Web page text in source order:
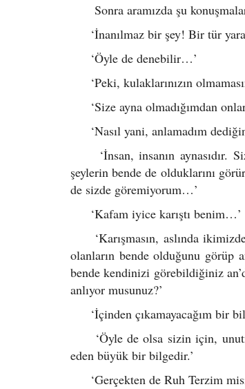
Sonra aramızda şu
‘İnanılmaz bir şey! Bir tür
‘Öyle de denebilir…’
‘Peki, kulaklarınızın
‘Size ayna olmadığımdan
‘Nasıl yani, anlamadım
‘İnsan, insanın aynasıdır.
şeylerin bende de olduklarını
de sizde göremiyorum…’
‘Kafam iyice karıştı benim…’
‘Karışmasın, aslında
olanların bende olduğunu görüp
bende kendinizi görebildiğiniz
anlıyor musunuz?’
‘İçinden çıkamayacağım bir
‘Öyle de olsa sizin için,
eden büyük bir bilgedir.’
‘Gerçekten de Ruh Terzim